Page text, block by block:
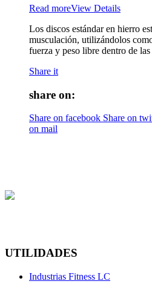
Read moreView Details
Los discos estándar en hierro
musculación, utilizándolos
fuerza y peso libre dentro de
Share it
share on:
Share on facebook Share on
on mail
UTILIDADES
Industrias Fitness LC